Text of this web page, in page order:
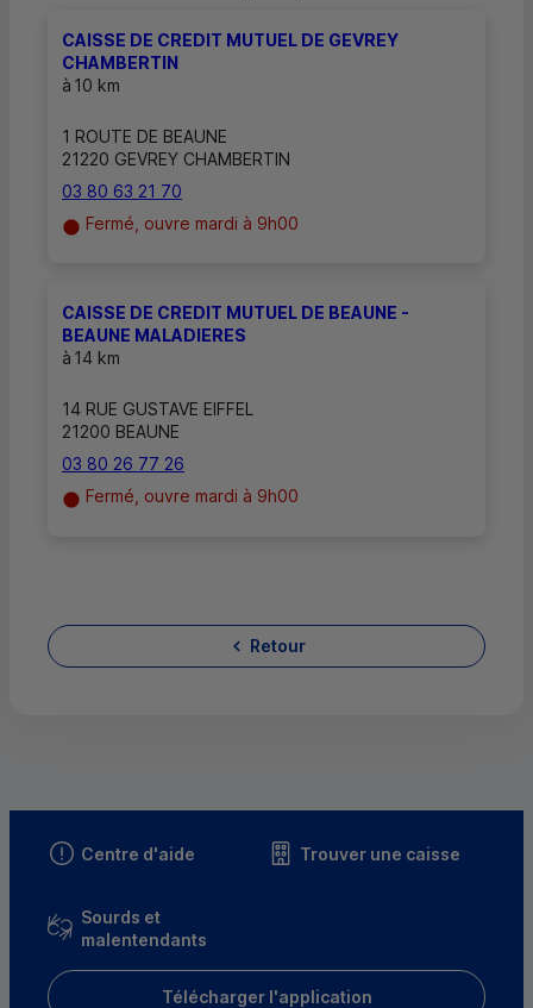
CAISSE DE CREDIT MUTUEL DE GEVREY
CHAMBERTIN
à 10 km
1 ROUTE DE BEAUNE
21220 GEVREY CHAMBERTIN
03 80 63 21 70
Fermé, ouvre mardi à 9h00
CAISSE DE CREDIT MUTUEL DE BEAUNE -
BEAUNE MALADIERES
à 14 km
14 RUE GUSTAVE EIFFEL
21200 BEAUNE
03 80 26 77 26
Fermé, ouvre mardi à 9h00
Retour
Centre d'aide Trouver une caisse
Sourds et
malentendants
Télécharger l'application